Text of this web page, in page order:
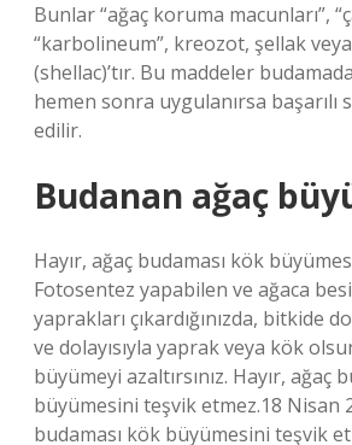
Bunlar “ağaç koruma macunları”,
“karbolineum”, kreozot, şellak
(shellac)’tır. Bu maddeler
hemen sonra uygulanırsa başarılı
edilir.
Budanan ağaç
Hayır, ağaç budaması kök
Fotosentez yapabilen ve ağaca
yaprakları çıkardığınızda, bitkide
ve dolayısıyla yaprak veya kök
büyümeyi azaltırsınız. Hayır, ağaç
büyümesini teşvik etmez.18 Nisan
budaması kök büyümesini teşvik